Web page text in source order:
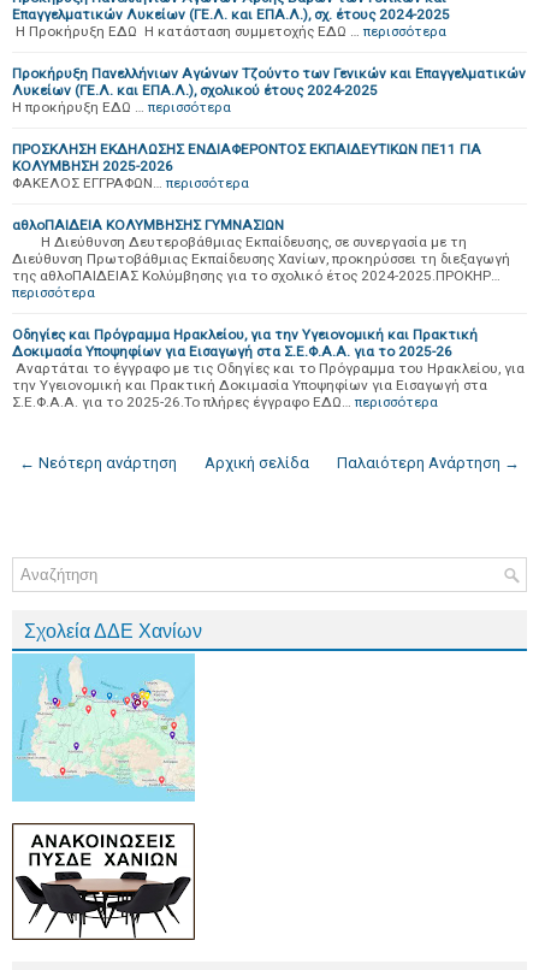
Επαγγελματικών Λυκείων (ΓΕ.Λ. και ΕΠΑ.Λ.), σχ. έτους 2024-2025
Η Προκήρυξη ΕΔΩ Η κατάσταση συμμετοχής ΕΔΩ … περισσότερα
Προκήρυξη Πανελλήνιων Αγώνων Τζούντο των Γενικών και Επαγγελματικών
Λυκείων (ΓΕ.Λ. και ΕΠΑ.Λ.), σχολικού έτους 2024-2025
Η προκήρυξη ΕΔΩ … περισσότερα
ΠΡΟΣΚΛΗΣΗ ΕΚΔΗΛΩΣΗΣ ΕΝΔΙΑΦΕΡΟΝΤΟΣ ΕΚΠΑΙΔΕΥΤΙΚΩΝ ΠΕ11 ΓΙΑ
ΚΟΛΥΜΒΗΣΗ 2025-2026
ΦΑΚΕΛΟΣ ΕΓΓΡΑΦΩΝ… περισσότερα
αθλοΠΑΙΔΕΙΑ ΚΟΛΥΜΒΗΣΗΣ ΓΥΜΝΑΣΙΩΝ
Η Διεύθυνση Δευτεροβάθμιας Εκπαίδευσης, σε συνεργασία με τη
Διεύθυνση Πρωτοβάθμιας Εκπαίδευσης Χανίων, προκηρύσσει τη διεξαγωγή
της αθλοΠΑΙΔΕΙΑΣ Κολύμβησης για το σχολικό έτος 2024-2025.ΠΡΟΚΗΡ…
περισσότερα
Οδηγίες και Πρόγραμμα Ηρακλείου, για την Υγειονομική και Πρακτική
Δοκιμασία Υποψηφίων για Εισαγωγή στα Σ.Ε.Φ.Α.Α. για το 2025-26
Αναρτάται το έγγραφο με τις Οδηγίες και το Πρόγραμμα του Ηρακλείου, για
την Υγειονομική και Πρακτική Δοκιμασία Υποψηφίων για Εισαγωγή στα
Σ.Ε.Φ.Α.Α. για το 2025-26.Το πλήρες έγγραφο ΕΔΩ… περισσότερα
← Νεότερη ανάρτηση Παλαιότερη Ανάρτηση →
Αρχική σελίδα
Σχολεία ΔΔΕ Χανίων